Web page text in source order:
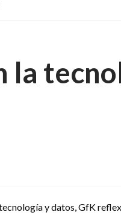
la
y datos, GfK